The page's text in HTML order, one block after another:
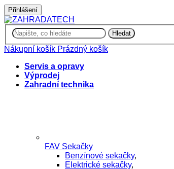
Přihlášení
Hledat
Nákupní košík Prázdný košík
Servis a opravy
Výprodej
Zahradní technika
FAV Sekačky
Benzínové sekačky,
Elektrické sekačky,